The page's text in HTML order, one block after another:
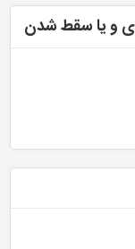
و یا سقط شدن